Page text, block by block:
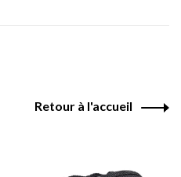
Retour à l'accueil